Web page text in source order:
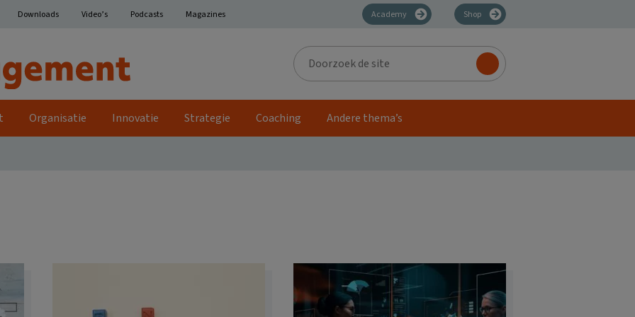
Downloads Video’s Podcasts Magazines Academy Shop
Doorzoek
de
site
Organisatie Innovatie Strategie Coaching Andere thema’s